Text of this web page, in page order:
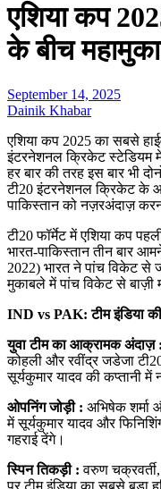
एशिया कप
के बीच
September 14, 2025
Dainik Khabar
एशिया कप 2025 का सबसे
इंटरनेशनल क्रिकेट स्टेडियम
हर बार की तरह इस बार भी
टी20 इंटरनेशनल क्रिकेट के
पाकिस्तान को नज़रअंदाज़
टी20 फॉर्मेट में एशिया कप
भारत-पाकिस्तान तीन बार
2022) भारत ने पांच विकेट से
मुकाबले में पांच विकेट से बाज़ी
IND vs PAK: टीम इंडिया
युवा टीम का आक्रामक अंदाज़ :
कोहली और रवींद्र जडेजा
सूर्यकुमार यादव की कप्तानी
ओपनिंग जोड़ी : अभिषेक
में सूर्यकुमार यादव और
गहराई देंगे।
स्पिन तिकड़ी : वरुण
पर टीम इंडिया का सबसे बड़ा